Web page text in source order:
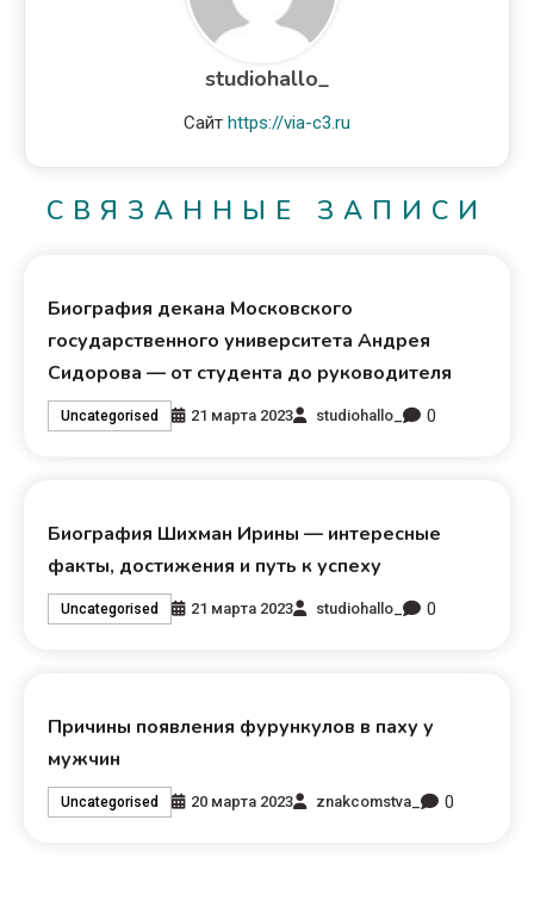
studiohallo_
Сайт https://via-c3.ru
СВЯЗАННЫЕ ЗАПИСИ
Биография декана Московского
государственного университета Андрея
Сидорова — от студента до руководителя
Uncategorised 21 марта 2023 studiohallo_ 0
Биография Шихман Ирины — интересные
факты, достижения и путь к успеху
Uncategorised 21 марта 2023 studiohallo_ 0
Причины появления фурункулов в паху у
мужчин
Uncategorised 20 марта 2023 znakcomstva_ 0